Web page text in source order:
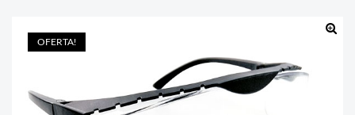
OFERTA!